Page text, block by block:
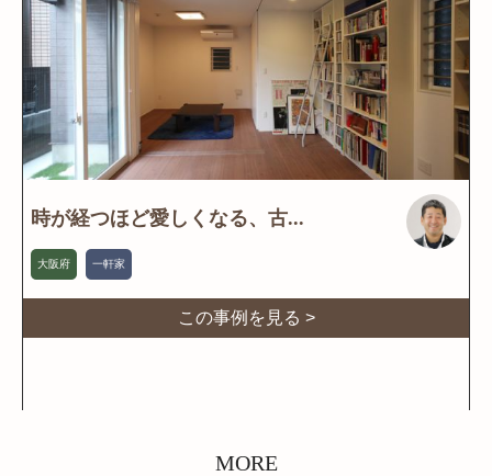
時が経つほど愛しくなる、古...
大阪府 一軒家
この事例を見る >
MORE